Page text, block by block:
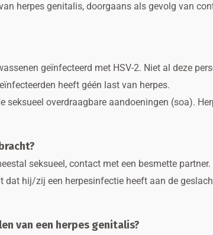
herpes genitalis, doorgaans als gevolg van
geïnfecteerd met HSV-2. Niet al deze
heeft géén last van herpes.
seksueel overdraagbare aandoeningen (soa).
seksueel, contact met een besmette
dat hij/zij een herpesinfectie heeft aan de
van een herpes genitalis?